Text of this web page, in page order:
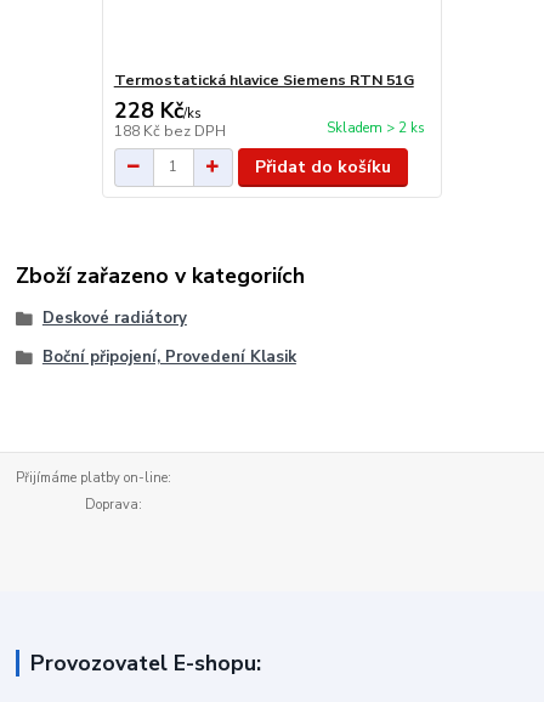
Termostatická hlavice Siemens RTN 51G
228 Kč/ks
188 Kč bez DPH Skladem > 2 ks
Přidat do košíku
Zboží zařazeno v kategoriích
Deskové radiátory
Boční připojení, Provedení Klasik
Přijímáme platby on-line:
Doprava:
Provozovatel E-shopu: